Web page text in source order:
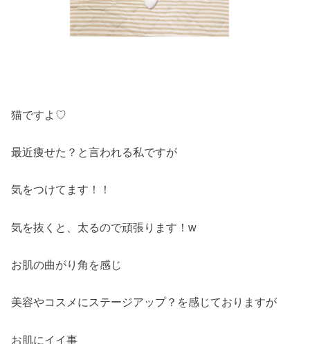
猫ですよ♡
最近痩せた？と言われる私ですが
気をつけてます！！
気を抜くと、太るので頑張ります！w
お肌の曲がり角を感じ
美容やコスメにステージアップ？を感じておりますが
お肌にイイ事